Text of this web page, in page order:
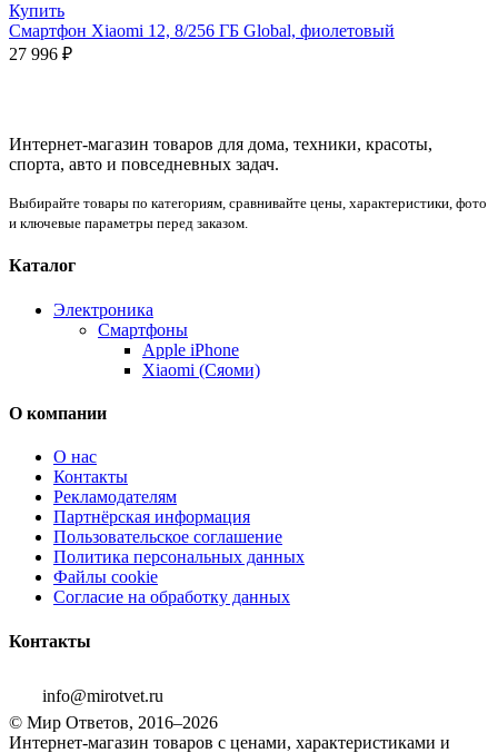
Купить
Смартфон Xiaomi 12, 8/256 ГБ Global, фиолетовый
27 996 ₽
Интернет-магазин товаров для дома, техники, красоты,
спорта, авто и повседневных задач.
Выбирайте товары по категориям, сравнивайте цены, характеристики, фото
и ключевые параметры перед заказом.
Каталог
Электроника
Смартфоны
Apple iPhone
Xiaomi (Сяоми)
О компании
О нас
Контакты
Рекламодателям
Партнёрская информация
Пользовательское соглашение
Политика персональных данных
Файлы cookie
Согласие на обработку данных
Контакты
info@mirotvet.ru
© Мир Ответов, 2016–2026
Интернет-магазин товаров с ценами, характеристиками и